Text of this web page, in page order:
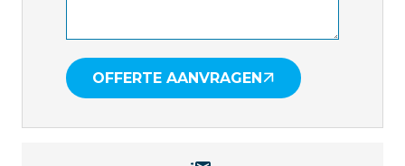
OFFERTE AANVRAGEN